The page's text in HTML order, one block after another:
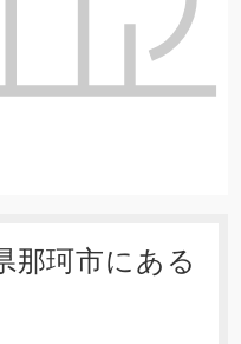
那珂市にある